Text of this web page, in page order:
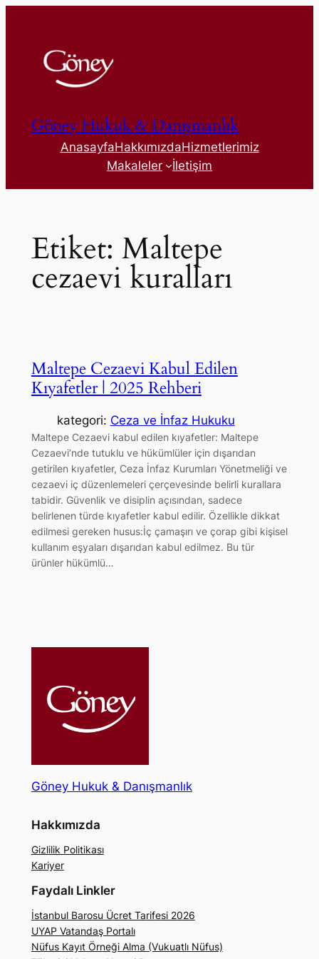
Göney Hukuk & Danışmanlık
AnasayfaHakkımızdaHizmetlerimiz
Makaleler
İletişim
Etiket: Maltepe
cezaevi kuralları
Maltepe Cezaevi Kabul Edilen
Kıyafetler | 2025 Rehberi
kategori: Ceza ve İnfaz Hukuku
Maltepe Cezaevi kabul edilen kıyafetler: Maltepe
Cezaevi’nde tutuklu ve hükümlüler için dışarıdan
getirilen kıyafetler, Ceza İnfaz Kurumları Yönetmeliği ve
cezaevi iç düzenlemeleri çerçevesinde belirli kurallara
tabidir. Güvenlik ve disiplin açısından, sadece
belirlenen türde kıyafetler kabul edilir. Özellikle dikkat
edilmesi gereken husus:İç çamaşırı ve çorap gibi kişisel
kullanım eşyaları dışarıdan kabul edilmez. Bu tür
ürünler hükümlü…
Göney Hukuk & Danışmanlık
Hakkımızda
Gizlilik Politikası
Kariyer
Faydalı Linkler
İstanbul Barosu Ücret Tarifesi 2026
UYAP Vatandaş Portalı
Nüfus Kayıt Örneği Alma (Vukuatlı Nüfus)